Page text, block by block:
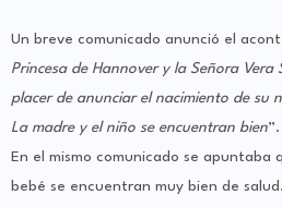
Un breve comunicado anunció el
Princesa de Hannover y la Señora Vera
placer de anunciar el nacimiento de su
La madre y el niño se encuentran bien”.
En el mismo comunicado se apuntaba
bebé se encuentran muy bien de salud.